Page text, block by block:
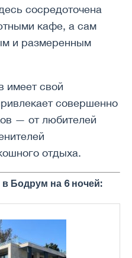
сосредоточена
кафе, а сам
и размеренным
имеет свой
совершенно
— от любителей
отдыха.
Бодрум на 6 ночей: